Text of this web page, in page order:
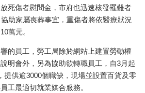
死傷者慰問金，市府也迅速核發罹難者
助家屬喪葬事宜，重傷者將依醫療狀況
萬元。
的員工，勞工局除於網站上建置勞動權
明會外，另為協助欲轉職員工，自3月起
提供逾3000個職缺，現場並設置百貨及零
工最適切就業媒合服務。